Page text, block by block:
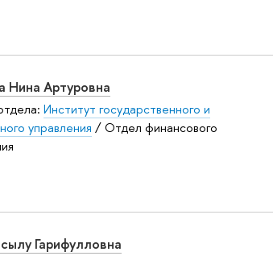
Нина Артуровна
Институт государственного и
управления / Отдел финансового
Гарифулловна